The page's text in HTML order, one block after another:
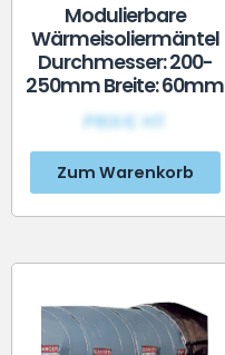
Modulierbare
Wärmeisoliermäntel
Durchmesser: 200-
250mm Breite: 60mm
PRIX€ HT
Zum Warenkorb